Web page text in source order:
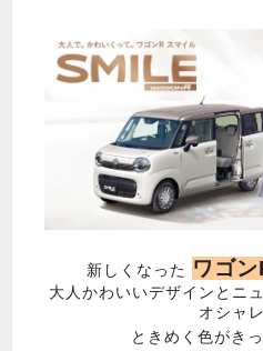
新しくなった ワゴ
大人かわいいデザインとニ
オシャ
ときめく色がき